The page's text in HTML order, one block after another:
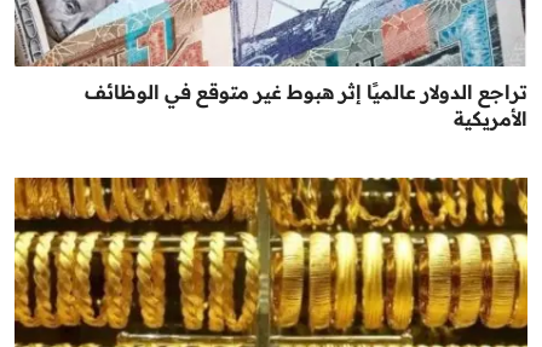
تراجع الدولار عالميًا إثر هبوط غير متوقع في الوظائف
الأمريكية